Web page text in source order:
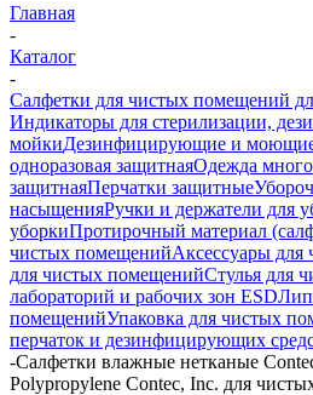
Главная
-
Каталог
-
Салфетки для чистых помещений
Индикаторы для стерилизации,
мойкиДезинфицирующие и моющие
одноразовая защитнаяОдежда
защитнаяПерчатки защитные
насыщенияРучки и держатели для
уборкиПротирочный материал
чистых помещенийАксессуары
для чистых помещенийСтулья для
лабораторий и рабочих зон ESD
помещенийУпаковка для чистых
перчаток и дезинфицирующих
-Салфетки влажные нетканые
Polypropylene Contec, Inc. для